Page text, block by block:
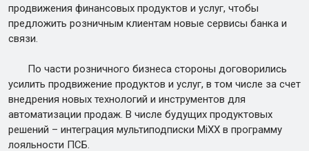
продвижения финансовых продуктов и услуг, чтобы
предложить розничным клиентам новые сервисы банка и
связи.
По части розничного бизнеса стороны договорились
усилить продвижение продуктов и услуг, в том числе за счет
внедрения новых технологий и инструментов для
автоматизации продаж. В числе будущих продуктовых
решений – интеграция мультиподписки MiXX в программу
лояльности ПСБ.